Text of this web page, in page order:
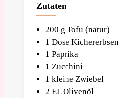
Zutaten
200 g Tofu (natur)
1 Dose Kichererbsen
1 Paprika
1 Zucchini
1 kleine Zwiebel
2 EL Olivenöl